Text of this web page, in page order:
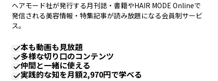
ヘアモード社が発行する月刊誌・書籍やHAIR MODE Onlineで
発信される美容情報・特集記事が読み放題になる会員制サービ
ス。
本も動画も見放題
多様な切り口のコンテンツ
仲間と一緒に使える
実践的な知を月額2,970円で学べる